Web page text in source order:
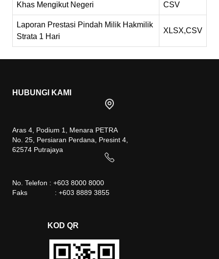
Khas Mengikut Negeri
CSV
Laporan Prestasi Pindah Milik Hakmilik
Strata 1 Hari
XLSX,CSV
HUBUNGI KAMI
Aras 4, Podium 1, Menara PETRA
No. 25, Persiaran Perdana, Presint 4,
62574 Putrajaya
No. Telefon : +603 8000 8000
Faks : +603 8889 3855
KOD QR